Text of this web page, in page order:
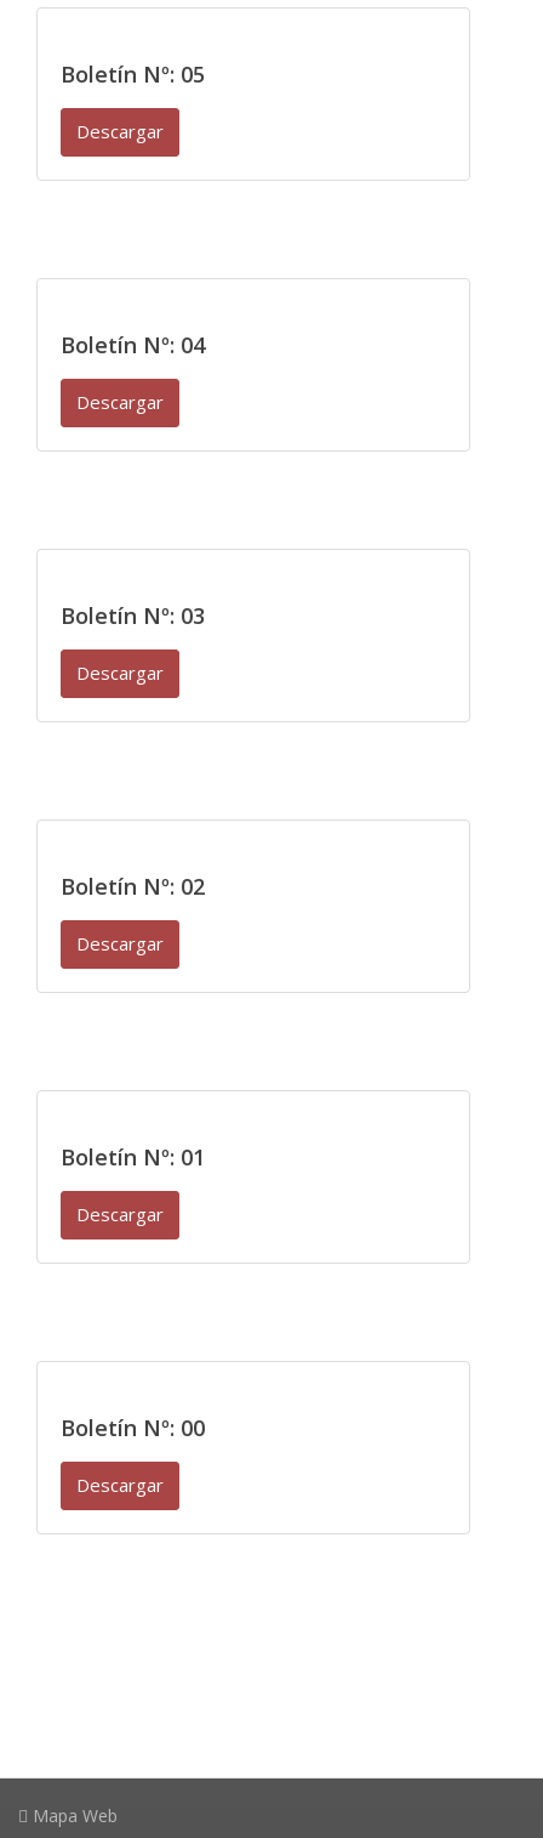
Boletín Nº: 05
Descargar
Boletín Nº: 04
Descargar
Boletín Nº: 03
Descargar
Boletín Nº: 02
Descargar
Boletín Nº: 01
Descargar
Boletín Nº: 00
Descargar
Mapa Web